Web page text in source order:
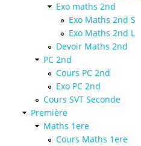
Exo maths 2nd
Exo Maths 2nd S
Exo Maths 2nd L
Devoir Maths 2nd
PC 2nd
Cours PC 2nd
Exo PC 2nd
Cours SVT Seconde
Première
Maths 1ere
Cours Maths 1ere